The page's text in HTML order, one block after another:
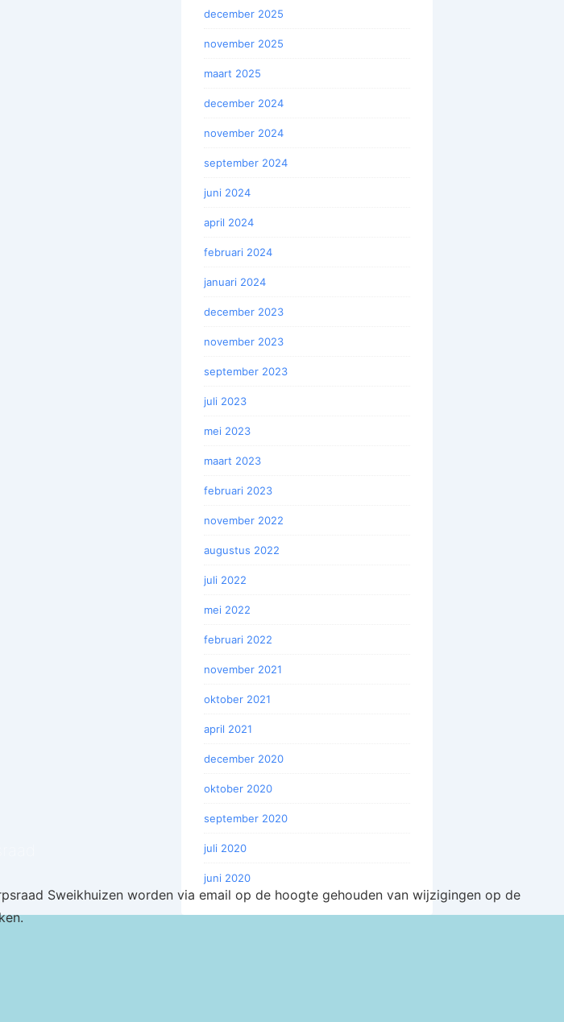
december 2025
november 2025
maart 2025
december 2024
november 2024
september 2024
juni 2024
april 2024
februari 2024
januari 2024
december 2023
november 2023
september 2023
juli 2023
mei 2023
maart 2023
februari 2023
november 2022
augustus 2022
juli 2022
mei 2022
februari 2022
november 2021
oktober 2021
april 2021
december 2020
oktober 2020
september 2020
juli 2020
juni 2020
Sweikhuizen worden via email op de hoogte gehouden van wijzigingen op de